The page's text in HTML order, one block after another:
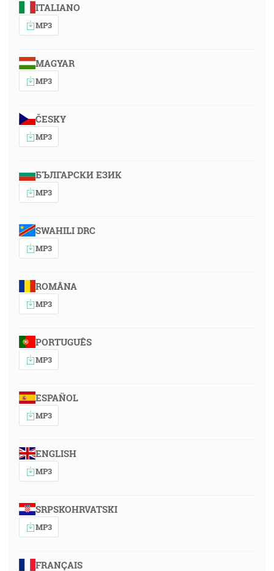
ITALIANO
MP3
MAGYAR
MP3
ČESKY
MP3
БЪЛГАРСКИ ЕЗИК
MP3
SWAHILI DRC
MP3
ROMÂNA
MP3
PORTUGUÊS
MP3
ESPAÑOL
MP3
ENGLISH
MP3
SRPSKOHRVATSKI
MP3
FRANÇAIS